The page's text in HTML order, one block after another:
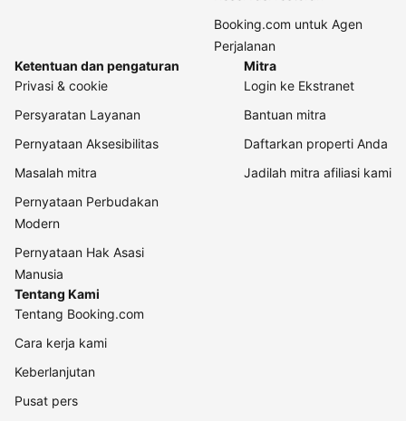
Booking.com untuk Agen
Perjalanan
Ketentuan dan pengaturan
Privasi & cookie
Persyaratan Layanan
Pernyataan Aksesibilitas
Masalah mitra
Pernyataan Perbudakan
Modern
Pernyataan Hak Asasi
Manusia
Mitra
Login ke Ekstranet
Bantuan mitra
Daftarkan properti Anda
Jadilah mitra afiliasi kami
Tentang Kami
Tentang Booking.com
Cara kerja kami
Keberlanjutan
Pusat pers